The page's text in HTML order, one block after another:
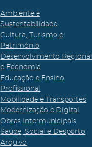
Ambiente e
Sustentabilidade
Cultura, Turismo e
Património
Desenvolvimento Regional
e Economia
Educação e Ensino
Profissional
Mobilidade e Transportes
Modernização e Digital
Obras Intermunicipais
Saúde, Social e Desporto
Arquivo